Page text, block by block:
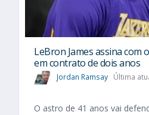
LeBron James assina com
em contrato de dois anos
Jordan Ramsay Última
O astro de 41 anos vai